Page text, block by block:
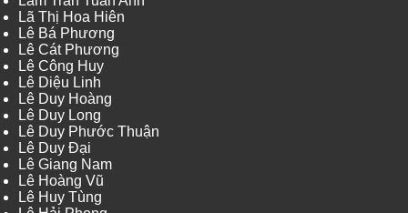
Lã Thị Hoa Hiên
Lê Bá Phương
Lê Cát Phương
Lê Công Huy
Lê Diệu Linh
Lê Duy Hoàng
Lê Duy Long
Lê Duy Phước Thuận
Lê Duy Đại
Lê Giang Nam
Lê Hoàng Vũ
Lê Huy Tùng